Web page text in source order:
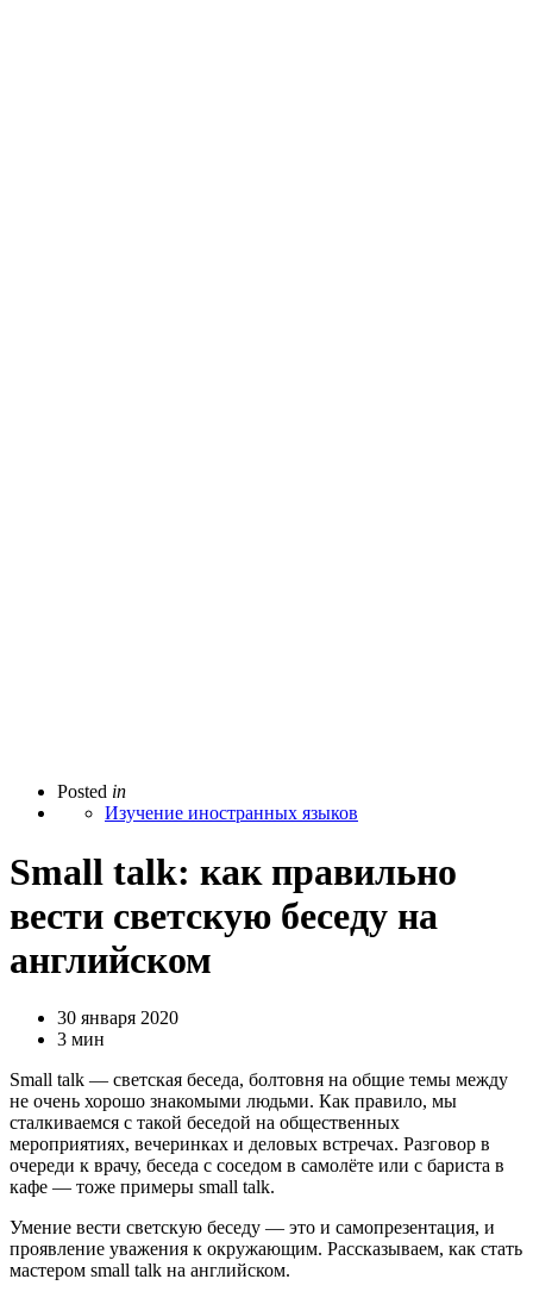
Posted in
Изучение иностранных языков
Small talk: как правильно
вести светскую беседу на
английском
30 января 2020
3 мин
Small talk — светская беседа, болтовня на общие темы между
не очень хорошо знакомыми людьми. Как правило, мы
сталкиваемся с такой беседой на общественных
мероприятиях, вечеринках и деловых встречах. Разговор в
очереди к врачу, беседа с соседом в самолёте или с бариста в
кафе — тоже примеры small talk.
Умение вести светскую беседу — это и самопрезентация, и
проявление уважения к окружающим. Рассказываем, как стать
мастером small talk на английском.